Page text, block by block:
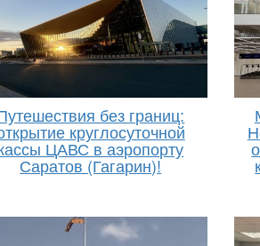
без границ:
круглосуточной
ЦАВС в аэропорту
Саратов (Гагарин)!